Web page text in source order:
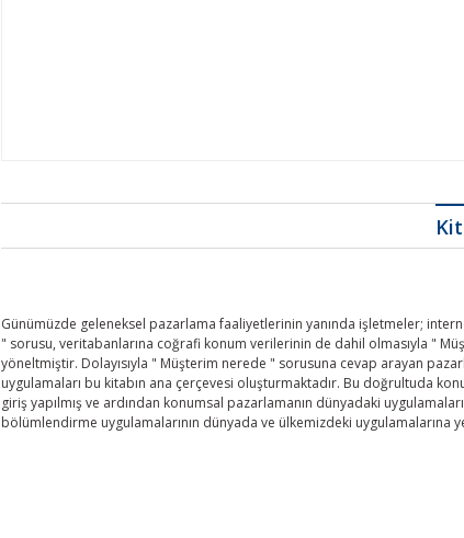
Günümüzde geleneksel pazarlama faaliyetlerinin yanında işletmeler;
" sorusu, veritabanlarına coğrafi konum verilerinin de dahil olmasıyla "
yöneltmiştir. Dolayısıyla " Müşterim nerede " sorusuna cevap arayan
uygulamaları bu kitabın ana çerçevesi oluşturmaktadır. Bu doğrultuda
giriş yapılmış ve ardından konumsal pazarlamanın dünyadaki
bölümlendirme uygulamalarının dünyada ve ülkemizdeki uygulamalarına